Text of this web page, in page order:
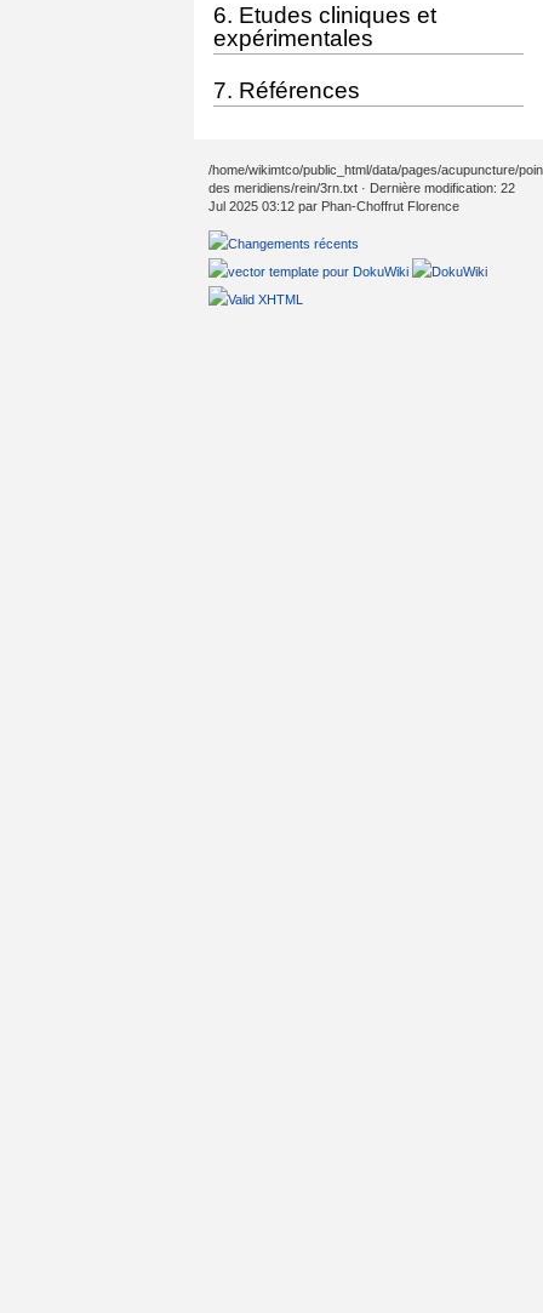
6. Etudes cliniques et
expérimentales
7. Références
/home/wikimtco/public_html/data/pages/acupuncture/
des meridiens/rein/3rn.txt · Dernière modification: 22
Jul 2025 03:12 par Phan-Choffrut Florence